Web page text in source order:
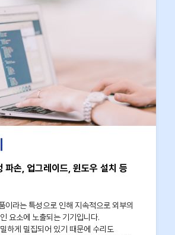
파손, 업그레이드, 윈도우 설치 등
이라는 특성으로 인해 지속적으로 외부의
요소에 노출되는 기기입니다.
하게 밀집되어 있기 때문에 수리도